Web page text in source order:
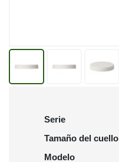
Serie
Tamaño del cuello
Modelo